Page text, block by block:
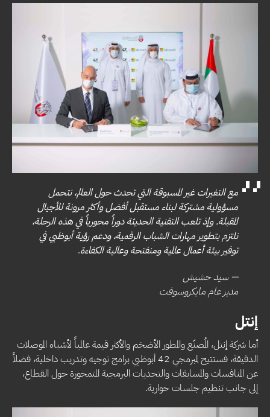
مع التغيرات غير المسبوقة التي تحدث حول العالم، نتحمل
مسؤولية مشتركة لبناء مستقبل أفضل وأكثر مرونة للأجيال
المقبلة. وإذ تلعب التقنية الحديثة دوراً محورياً في هذه الرحلة،
نلتزم بتطوير مهارات الشباب الرقمية، ودعم رؤية أبوظبي في
توفير بيئة أعمال عالمية ومنفتحة وعالية الكفاءة.
— سيد حشيش
مدير عام مايكروسوفت
إنتل
أما شركة إنتل، المُصنّع والمطور الأضخم والأكثر قيمة عالمياً لأشباه الموصلات
الدقيقة، فستتيح لمبرمجي 42 أبوظبي برامج توجيه وتدريب داخلية، فضلاً
عن المنافسات والمسابقات والتحديات البرمجية المتمحورة حول القطاع،
إلى جانب تنظيم جلسات حوارية.